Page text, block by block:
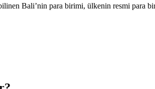
bilinen Bali’nin para birimi, ülkenin resmi